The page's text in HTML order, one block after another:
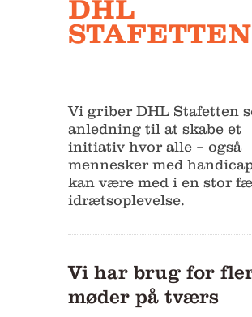
Om Sager der Samler
Bestyrelse
Bliv medlem
DHL
STAFETTEN
Vi griber DHL Stafetten
anledning til at skabe et
initiativ hvor alle – også
mennesker med
kan være med i en stor
idrætsoplevelse.
Vi har brug for
møder på tværs